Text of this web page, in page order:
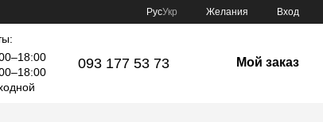
РусУкр Желания Вход
093 177 53 73 Мой заказ